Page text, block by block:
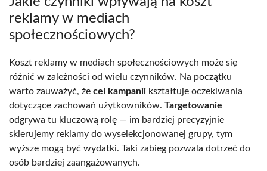
reklamy w mediach
społecznościowych?
Koszt reklamy w mediach społecznościowych może się
różnić w zależności od wielu czynników. Na początku
warto zauważyć, że cel kampanii kształtuje oczekiwania
dotyczące zachowań użytkowników. Targetowanie
odgrywa tu kluczową rolę — im bardziej precyzyjnie
skierujemy reklamy do wyselekcjonowanej grupy, tym
wyższe mogą być wydatki. Taki zabieg pozwala dotrzeć do
osób bardziej zaangażowanych.